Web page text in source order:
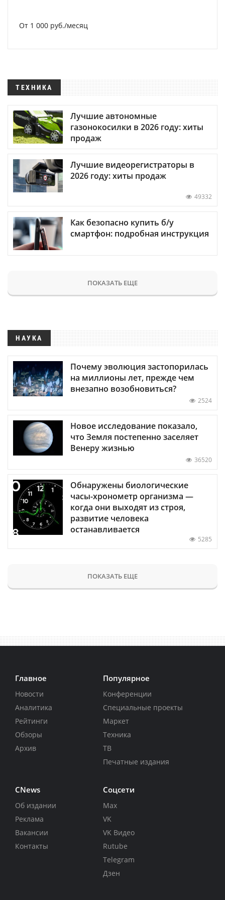
От 1 000 руб./месяц
ТЕХНИКА
Лучшие автономные
газонокосилки в 2026 году: хиты
продаж
Лучшие видеорегистраторы в
2026 году: хиты продаж
49332
Как безопасно купить б/у
смартфон: подробная инструкция
ПОКАЗАТЬ ЕЩЕ
НАУКА
Почему эволюция застопорилась
на миллионы лет, прежде чем
внезапно возобновиться?
2524
Новое исследование показало,
что Земля постепенно заселяет
Венеру жизнью
36520
Обнаружены биологические
часы-хронометр организма —
когда они выходят из строя,
развитие человека
останавливается
5285
ПОКАЗАТЬ ЕЩЕ
Главное
Новости
Аналитика
Рейтинги
Обзоры
Архив
Популярное
Конференции
Специальные проекты
Маркет
Техника
ТВ
Печатные издания
CNews
Об издании
Реклама
Вакансии
Контакты
Соцсети
Max
VK
VK Видео
Rutube
Telegram
Дзен